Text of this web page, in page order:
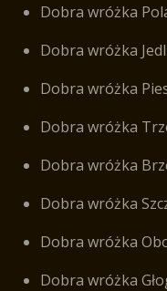
Dobra wróżka
Dobra wróżka
Dobra wróżka
Dobra wróżka
Dobra wróżka
Dobra wróżka
Dobra wróżka
Dobra wróżka